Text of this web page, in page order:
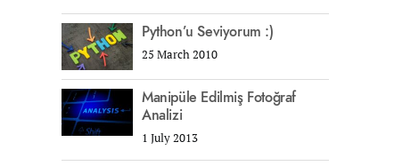
Python’u Seviyorum :)
25 March 2010
Manipüle Edilmiş Fotoğraf
Analizi
1 July 2013